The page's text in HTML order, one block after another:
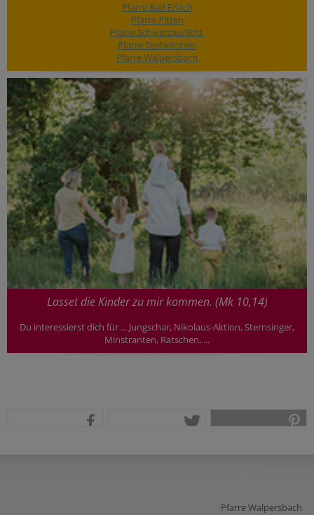
Pfarre Bad Erlach
Pfarre Pitten
Pfarre Schwarzau/Stfd.
Pfarre Seebenstein
Pfarre Walpersbach
Lasset die Kinder zu mir kommen. (Mk 10,14)
Du interessierst dich für ... Jungschar, Nikolaus-Aktion, Sternsinger,
Minstranten, Ratschen, ...
Pfarre Walpersbach